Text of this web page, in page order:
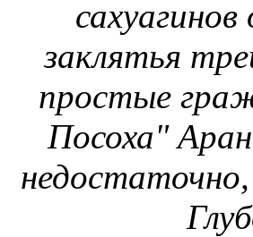
заклятья
простые
Посоха"